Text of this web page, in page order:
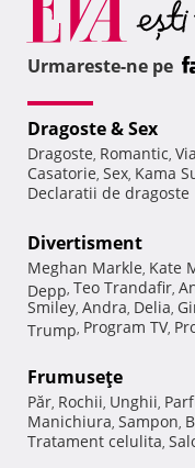
Urmareste-ne pe
Dragoste & Sex
Dragoste, Romantic,
Casatorie, Sex, Kama
Declaratii de dragoste
Divertisment
Meghan Markle, Kate
Depp, Teo Trandafir,
Smiley, Andra, Delia,
Trump, Program TV,
Frumuseţe
Păr, Rochii, Unghii,
Manichiura, Sampon,
Tratament celulita,